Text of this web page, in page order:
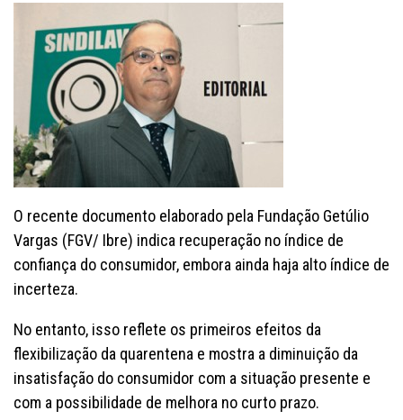
O recente documento elaborado pela Fundação Getúlio
Vargas (FGV/ Ibre) indica recuperação no índice de
confiança do consumidor, embora ainda haja alto índice de
incerteza.
No entanto, isso reflete os primeiros efeitos da
flexibilização da quarentena e mostra a diminuição da
insatisfação do consumidor com a situação presente e
com a possibilidade de melhora no curto prazo.